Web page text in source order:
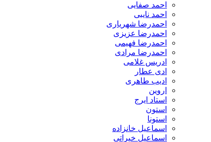
احمد صفایی
احمد نایبی
احمدرضا شهریاری
احمدرضا عزیزی
احمدرضا فهیمی
احمدرضا مرادی
ادریس غلامی
ادی عطار
ادیب طاهری
اروین
استاد ایرج
استون
استونا
اسماعیل خانزاده
اسماعیل خیراتی